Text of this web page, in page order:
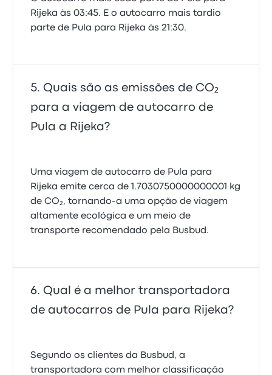
Rijeka às 03:45. E o autocarro mais tardio
parte de Pula para Rijeka às 21:30.
Quais são as emissões de CO₂
para a viagem de autocarro de
Pula a Rijeka?
Uma viagem de autocarro de Pula para
Rijeka emite cerca de 1.7030750000000001 kg
de CO₂, tornando-a uma opção de viagem
altamente ecológica e um meio de
transporte recomendado pela Busbud.
Qual é a melhor transportadora
de autocarros de Pula para Rijeka?
Segundo os clientes da Busbud, a
transportadora com melhor classificação